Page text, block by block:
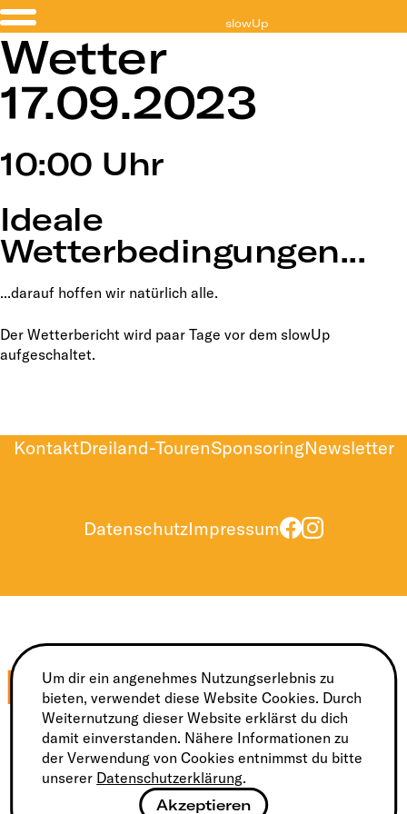
slowUp
Wetter
17.09.2023
10:00 Uhr
Ideale
Wetterbedingungen...
...darauf hoffen wir natürlich alle.
Der Wetterbericht wird paar Tage vor dem slowUp
aufgeschaltet.
KontaktDreiland-TourenSponsoringNewsletter
DatenschutzImpressum
Nationaler Hauptsponsor Nationaler Sponsor
Um dir ein angenehmes Nutzungserlebnis zu
bieten, verwendet diese Website Cookies. Durch
Weiternutzung dieser Website erklärst du dich
damit einverstanden. Nähere Informationen zu
der Verwendung von Cookies entnimmst du bitte
unserer Datenschutzerklärung.
Akzeptieren